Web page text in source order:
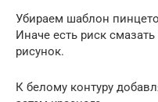
Убираем шаблон
Иначе есть риск
рисунок.
К белому контуру